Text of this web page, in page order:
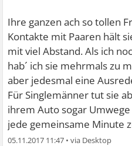
Ihre ganzen ach so tollen
Kontakte mit Paaren hält
mit viel Abstand. Als ich
hab´ ich sie mehrmals zu
aber jedesmal eine
Für Singlemänner tut sie
ihrem Auto sogar
jede gemeinsame Minute
05.11.2017 11:47 •